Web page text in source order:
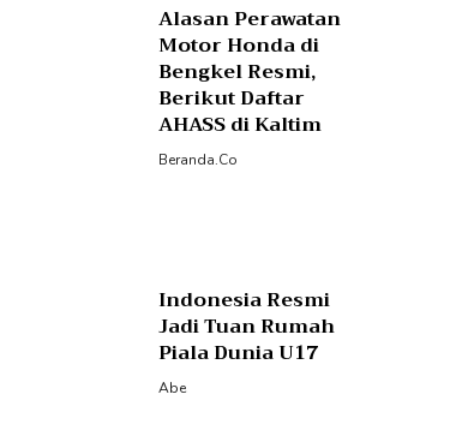
Alasan Perawatan
Motor Honda di
Bengkel Resmi,
Berikut Daftar
AHASS di Kaltim
Beranda.co
Indonesia Resmi
Jadi Tuan Rumah
Piala Dunia U17
Abe